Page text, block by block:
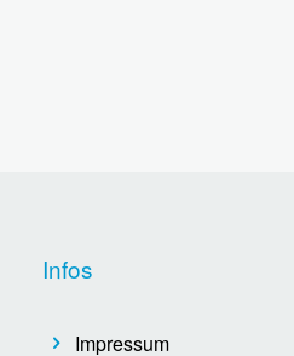
Infos
Impressum